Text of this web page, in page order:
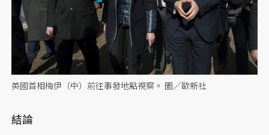
英國首相梅伊（中）前往事發地點視察。 圖／歐新社
結論